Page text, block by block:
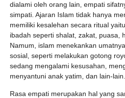
dialami oleh orang lain, empati
simpati. Ajaran Islam tidak hanya
memiliki kesalehan secara ritual
ibadah seperti shalat, zakat, puasa,
Namum, islam menekankan
sosial, seperti melakukan gotong
sedang mengalami kesusahan,
menyantuni anak yatim, dan lain-
Rasa empati merupakan hal yang